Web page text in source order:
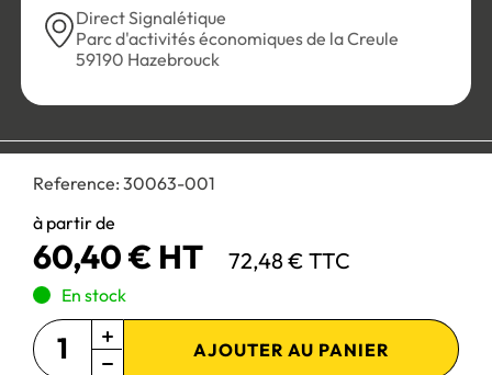
Reference: 30063-001
à partir de
60,40 € HT 72,48 € TTC
En stock
AJOUTER AU PANIER
Direct Signalétique
Parc d'activités économiques de la Creule
59190 Hazebrouck
Personnaliser les cookies
Paiement 100% sécurisé :
Site réservé aux professionnels